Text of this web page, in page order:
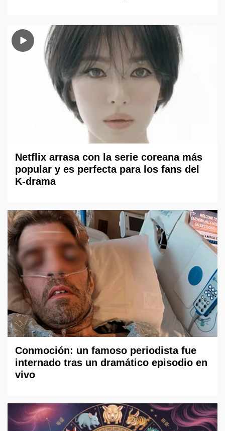
Netflix arrasa con la serie coreana más
popular y es perfecta para los fans del
K-drama
Conmoción: un famoso periodista fue
internado tras un dramático episodio en
vivo